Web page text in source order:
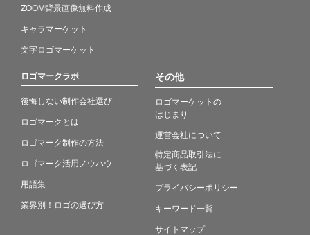
ZOOM背景画像無料作成
キャラマーケット
文字ロゴマーケット
ロゴマークラボ
後悔しない制作会社選び
ロゴマークとは
ロゴマーク制作の方法
ロゴマーク活用ノウハウ
用語集
業界別！ロゴの選び方
その他
ロゴマーケットの
はじまり
運営会社について
特定商品取引法に
基づく表記
プライバシーポリシー
キーワード一覧
サイトマップ